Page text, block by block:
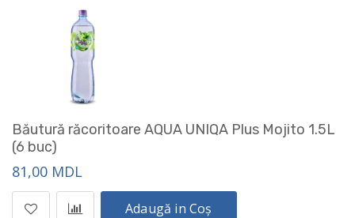
Băutură răcoritoare AQUA UNIQA Plus Mojito 1.5L
(6 buc)
81,00 MDL
Adaugă in Coș